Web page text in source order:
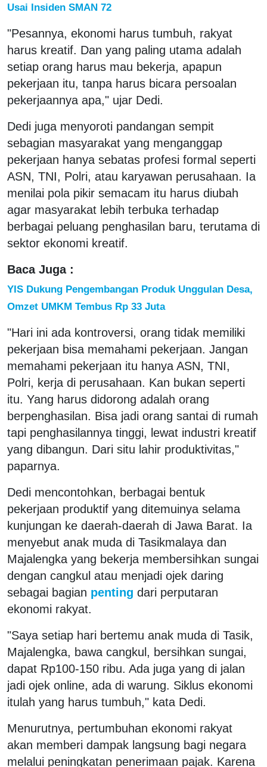
Usai Insiden SMAN 72
"Pesannya, ekonomi harus tumbuh, rakyat
harus kreatif. Dan yang paling utama adalah
setiap orang harus mau bekerja, apapun
pekerjaan itu, tanpa harus bicara persoalan
pekerjaannya apa," ujar Dedi.
Dedi juga menyoroti pandangan sempit
sebagian masyarakat yang menganggap
pekerjaan hanya sebatas profesi formal seperti
ASN, TNI, Polri, atau karyawan perusahaan. Ia
menilai pola pikir semacam itu harus diubah
agar masyarakat lebih terbuka terhadap
berbagai peluang penghasilan baru, terutama di
sektor ekonomi kreatif.
Baca Juga :
YIS Dukung Pengembangan Produk Unggulan Desa,
Omzet UMKM Tembus Rp 33 Juta
"Hari ini ada kontroversi, orang tidak memiliki
pekerjaan bisa memahami pekerjaan. Jangan
memahami pekerjaan itu hanya ASN, TNI,
Polri, kerja di perusahaan. Kan bukan seperti
itu. Yang harus didorong adalah orang
berpenghasilan. Bisa jadi orang santai di rumah
tapi penghasilannya tinggi, lewat industri kreatif
yang dibangun. Dari situ lahir produktivitas,"
paparnya.
Dedi mencontohkan, berbagai bentuk
pekerjaan produktif yang ditemuinya selama
kunjungan ke daerah-daerah di Jawa Barat. Ia
menyebut anak muda di Tasikmalaya dan
Majalengka yang bekerja membersihkan sungai
dengan cangkul atau menjadi ojek daring
sebagai bagian penting dari perputaran
ekonomi rakyat.
"Saya setiap hari bertemu anak muda di Tasik,
Majalengka, bawa cangkul, bersihkan sungai,
dapat Rp100-150 ribu. Ada juga yang di jalan
jadi ojek online, ada di warung. Siklus ekonomi
itulah yang harus tumbuh," kata Dedi.
Menurutnya, pertumbuhan ekonomi rakyat
akan memberi dampak langsung bagi negara
melalui peningkatan penerimaan pajak. Karena